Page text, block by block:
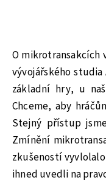
O mikrotransakcích
vývojářského
základní hry, u
Chceme, aby
Stejný přístup
Zmínění
zkušeností
ihned uvedli na